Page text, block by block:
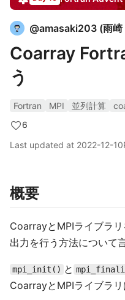
@amasaki203 (雨崎
Coarray
う
Fortran MPI 並列計算
6
Last updated at 2022-12-10
概要
CoarrayとMPIライブラ
出力を行う方法について
mpi_init() と
CoarrayとMPIライブラリ